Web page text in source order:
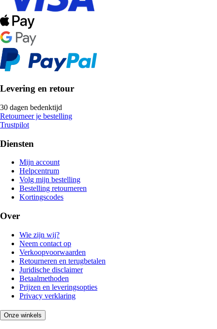
Levering en retour
30 dagen bedenktijd
Retourneer je bestelling
Trustpilot
Diensten
Mijn account
Helpcentrum
Volg mijn bestelling
Bestelling retourneren
Kortingscodes
Over
Wie zijn wij?
Neem contact op
Verkoopvoorwaarden
Retourneren en terugbetalen
Juridische disclaimer
Betaalmethoden
Prijzen en leveringsopties
Privacy verklaring
Onze winkels